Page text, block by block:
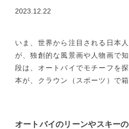
2023.12.22
いま、世界から注目される日本
が、独創的な風景画や人物画で
段は、オートバイでモチーフを
本が、クラウン（スポーツ）で箱
オートバイのリーンやスキー